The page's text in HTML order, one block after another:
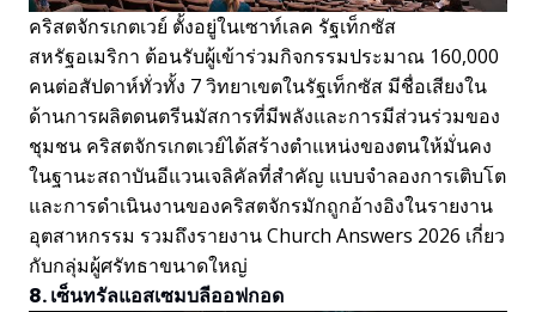
คริสตจักรเกตเวย์ ตั้งอยู่ในเซาท์เลค รัฐเท็กซัส
สหรัฐอเมริกา ต้อนรับผู้เข้าร่วมกิจกรรมประมาณ 160,000
คนต่อสัปดาห์ทั่วทั้ง 7 วิทยาเขตในรัฐเท็กซัส มีชื่อเสียงใน
ด้านการผลิตดนตรีนมัสการที่มีพลังและการมีส่วนร่วมของ
ชุมชน คริสตจักรเกตเวย์ได้สร้างตำแหน่งของตนให้มั่นคง
ในฐานะสถาบันอีแวนเจลิคัลที่สำคัญ แบบจำลองการเติบโต
และการดำเนินงานของคริสตจักรมักถูกอ้างอิงในรายงาน
อุตสาหกรรม รวมถึงรายงาน Church Answers 2026 เกี่ยว
กับกลุ่มผู้ศรัทธาขนาดใหญ่
8. เซ็นทรัลแอสเซมบลีออฟกอด